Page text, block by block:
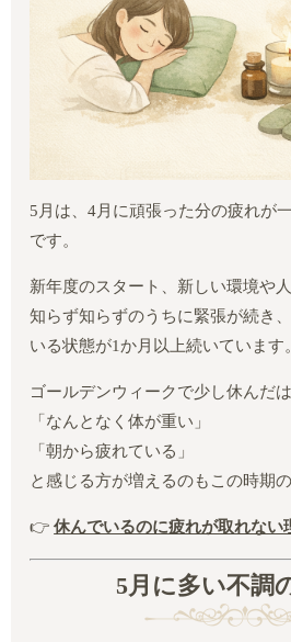
5月は、4月に頑張った分の疲れが
です。
新年度のスタート、新しい環境や人
知らず知らずのうちに緊張が続き
いる状態が1か月以上続いています
ゴールデンウィークで少し休んだは
「なんとなく体が重い」
「朝から疲れている」
と感じる方が増えるのもこの時期の
👉休んでいるのに疲れが取れない
5月に多い不調